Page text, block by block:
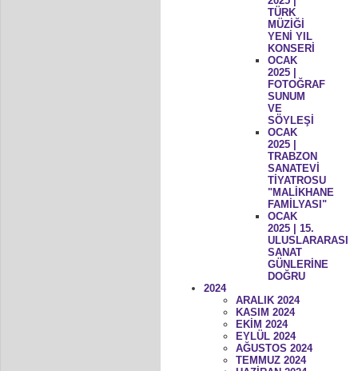
TÜRK
MÜZİĞİ
YENİ YIL
KONSERİ
OCAK
2025 |
FOTOĞRAF
SUNUM
VE
SÖYLEŞİ
OCAK
2025 |
TRABZON
SANATEVİ
TİYATROSU
"MALİKHANE
FAMİLYASI"
OCAK
2025 | 15.
ULUSLARARASI
SANAT
GÜNLERİNE
DOĞRU
2024
ARALIK 2024
KASIM 2024
EKİM 2024
EYLÜL 2024
AĞUSTOS 2024
TEMMUZ 2024